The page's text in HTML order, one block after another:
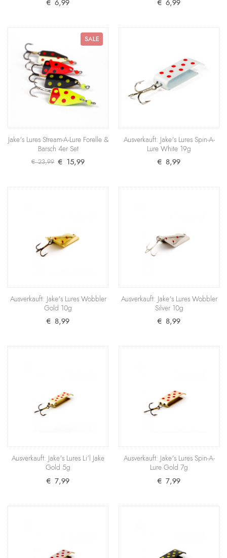
Bei schlechtem Wetter oder beißfaulen Raubfischen
€ 8,99
+ Warenkorb
Jake's Lures Stream-A-Lure Goldback
Yellow Red 5g
Neben dem Spin-A-Lure mit fünf Gramm Gewicht
gibt es wohl keinen besseren Kunstköder für den
Fang vo..
€ 6,99
Jake's Lures Stream-A-Lure White Red
Neben dem Spin-A-Lure mit fünf Gramm Gewicht
gibt es wohl keinen besseren Kunstköder für den
Fang vo..
+ Warenkorb
Jake's Lures Stream-A-Lure Forelle &
Barsch 4er Set
gibt es wohl keinen besseren Kunstköder für den
€ 15,99
+ Warenkorb
Ausverkauft: Jake's Lures Spin-A-Lure
trüben Gewässern oder etwa bei besonders trägen
re..
+ Warenkorb
Ausverkauft: Jake's Lures Wobbler Gold
10g
€ 6,99 € 6,99
SALE
Jake's Lures Stream-A-Lure Forelle &
Barsch 4er Set
€ 23,99 € 15,99
Ausverkauft: Jake's Lures Spin-A-
Lure White 19g
€ 8,99
Ausverkauft: Jake's Lures Wobbler
Gold 10g
€ 8,99
Ausverkauft: Jake's Lures Wobbler
Silver 10g
€ 8,99
Ausverkauft: Jake's Lures Li’l Jake
Gold 5g
€ 7,99
Ausverkauft: Jake's Lures Spin-A-
Lure Gold 7g
€ 7,99